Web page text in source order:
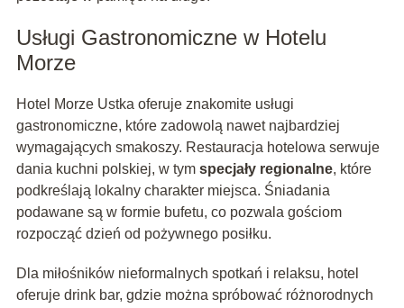
Usługi Gastronomiczne w Hotelu
Morze
Hotel Morze Ustka oferuje znakomite usługi
gastronomiczne, które zadowolą nawet najbardziej
wymagających smakoszy. Restauracja hotelowa serwuje
dania kuchni polskiej, w tym specjały regionalne, które
podkreślają lokalny charakter miejsca. Śniadania
podawane są w formie bufetu, co pozwala gościom
rozpocząć dzień od pożywnego posiłku.
Dla miłośników nieformalnych spotkań i relaksu, hotel
oferuje drink bar, gdzie można spróbować różnorodnych